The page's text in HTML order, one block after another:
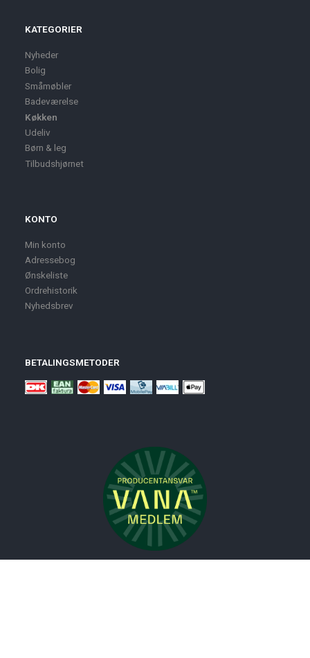
KATEGORIER
Nyheder
Bolig
Småmøbler
Badeværelse
Køkken
Udeliv
Børn & leg
Tilbudshjørnet
KONTO
Min konto
Adressebog
Ønskeliste
Ordrehistorik
Nyhedsbrev
BETALINGSMETODER